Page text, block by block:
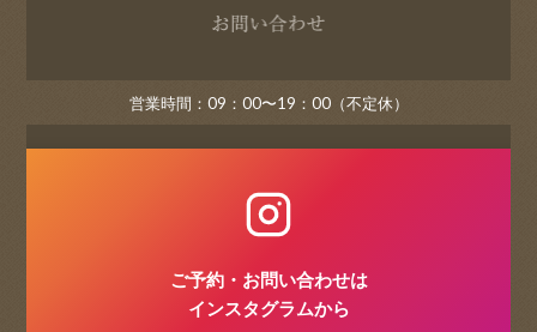
営業時間：09：00〜19：00（不定休）
ご予約・お問い合わせは
インスタグラムから